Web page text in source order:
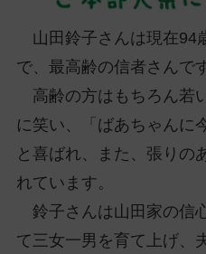
山田鈴子さんは現在94
で、最高齢の信者さんで
高齢の方はもちろん若
に笑い、「ばあちゃんに
と喜ばれ、また、張りの
れています。
鈴子さんは山田家の信
て三女一男を育て上げ、